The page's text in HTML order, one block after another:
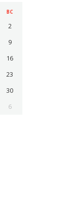
ВС
2
9
16
23
30
6